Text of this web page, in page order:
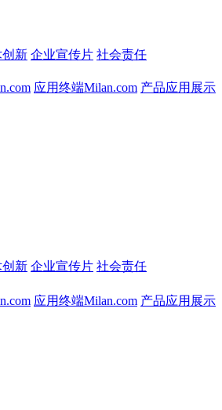
新 企业宣传片 社会责任
应用终端Milan.com 产品应用展示
新 企业宣传片 社会责任
应用终端Milan.com 产品应用展示